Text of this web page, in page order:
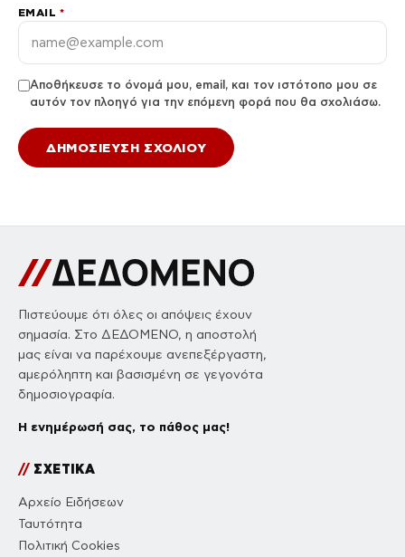
EMAIL *
Αποθήκευσε το όνομά μου, email, και τον ιστότοπο μου σε
αυτόν τον πλοηγό για την επόμενη φορά που θα σχολιάσω.
Πιστεύουμε ότι όλες οι απόψεις έχουν
σημασία. Στο ΔΕΔΟΜΕΝΟ, η αποστολή
μας είναι να παρέχουμε ανεπεξέργαστη,
αμερόληπτη και βασισμένη σε γεγονότα
δημοσιογραφία.
Η ενημέρωσή σας, το πάθος μας!
//ΣΧΕΤΙΚΑ
Αρχείο Ειδήσεων
Ταυτότητα
Πολιτική Cookies